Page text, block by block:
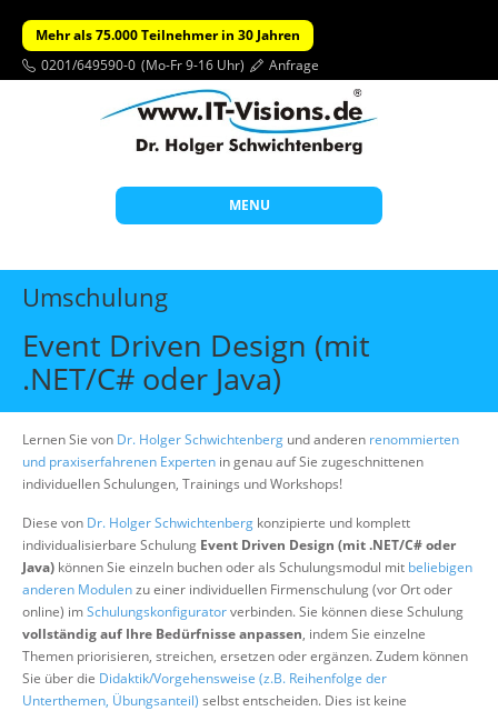
Mehr als 75.000 Teilnehmer in 30 Jahren
0201/649590-0 (Mo-Fr 9-16 Uhr) Anfrage
MENU
Start
Themen
Beratung
Individuelle Schulungen
Offene Seminare
Wissen
Suche
Umschulung
Event Driven Design (mit
.NET/C# oder Java)
Lernen Sie von Dr. Holger Schwichtenberg und anderen renommierten
und praxiserfahrenen Experten in genau auf Sie zugeschnittenen
individuellen Schulungen, Trainings und Workshops!
Diese von Dr. Holger Schwichtenberg konzipierte und komplett
individualisierbare Schulung Event Driven Design (mit .NET/C# oder
Java) können Sie einzeln buchen oder als Schulungsmodul mit beliebigen
anderen Modulenzu einer individuellen Firmenschulung (vor Ort oder
online) imSchulungskonfiguratorverbinden. Sie können diese Schulung
vollständig auf Ihre Bedürfnisse anpassen, indem Sie einzelne
Themen priorisieren, streichen, ersetzen oder ergänzen. Zudem können
Sie über die Didaktik/Vorgehensweise (z.B. Reihenfolge der
Unterthemen, Übungsanteil) selbst entscheiden. Dies ist keine